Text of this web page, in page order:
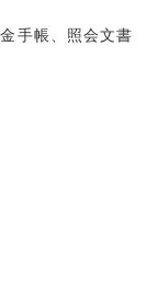
手帳、照会文書